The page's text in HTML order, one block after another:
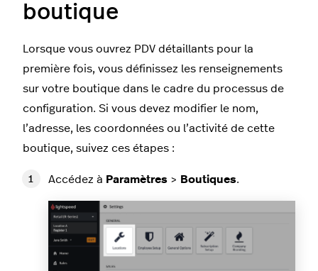
boutique
Lorsque vous ouvrez PDV détaillants pour la
première fois, vous définissez les renseignements
sur votre boutique dans le cadre du processus de
configuration. Si vous devez modifier le nom,
l’adresse, les coordonnées ou l’activité de cette
boutique, suivez ces étapes :
Accédez à Paramètres > Boutiques.